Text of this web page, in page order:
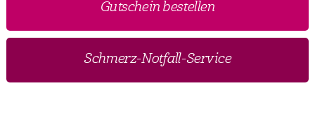
Gutschein bestellen
Schmerz-Notfall-Service